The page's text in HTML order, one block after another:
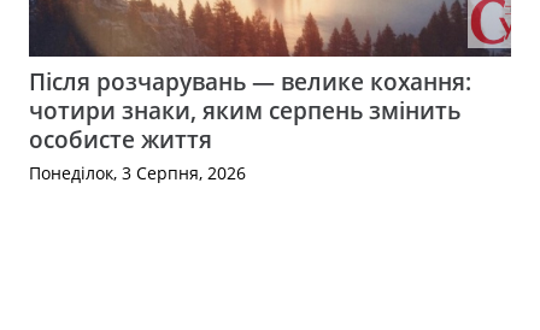
Після розчарувань — велике кохання:
чотири знаки, яким серпень змінить
особисте життя
Понеділок, 3 Серпня, 2026